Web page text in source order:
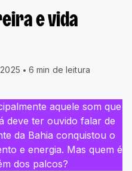
e vida
6 min de leitura
aquele som que
deve ter ouvido falar de
da Bahia conquistou o
e energia. Mas quem é
dos palcos?